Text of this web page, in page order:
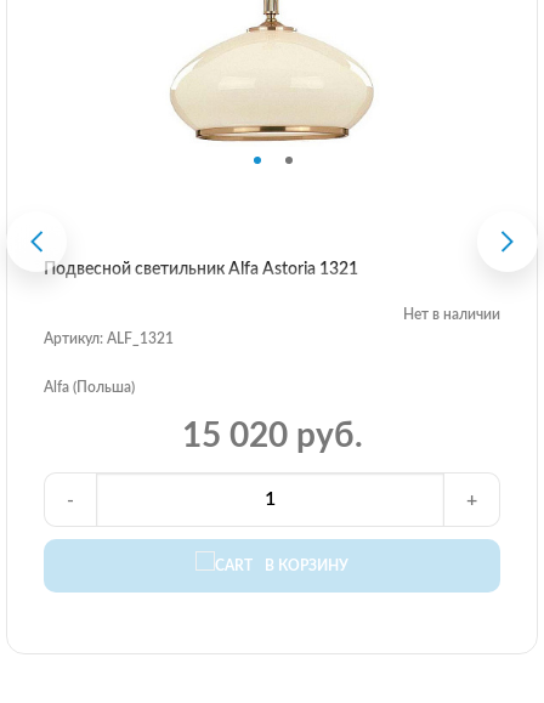
Подвесной светильник Alfa Astoria 1321
Нет в наличии
Артикул: ALF_1321
Alfa (Польша)
15 020 руб.
В КОРЗИНУ
- +